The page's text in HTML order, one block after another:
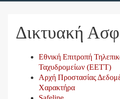
Δικτυακή
Εθνική Επιτροπή
Ταχυδρομείων (ΕΕΤΤ)
Αρχή Προστασίας
Χαρακτήρα